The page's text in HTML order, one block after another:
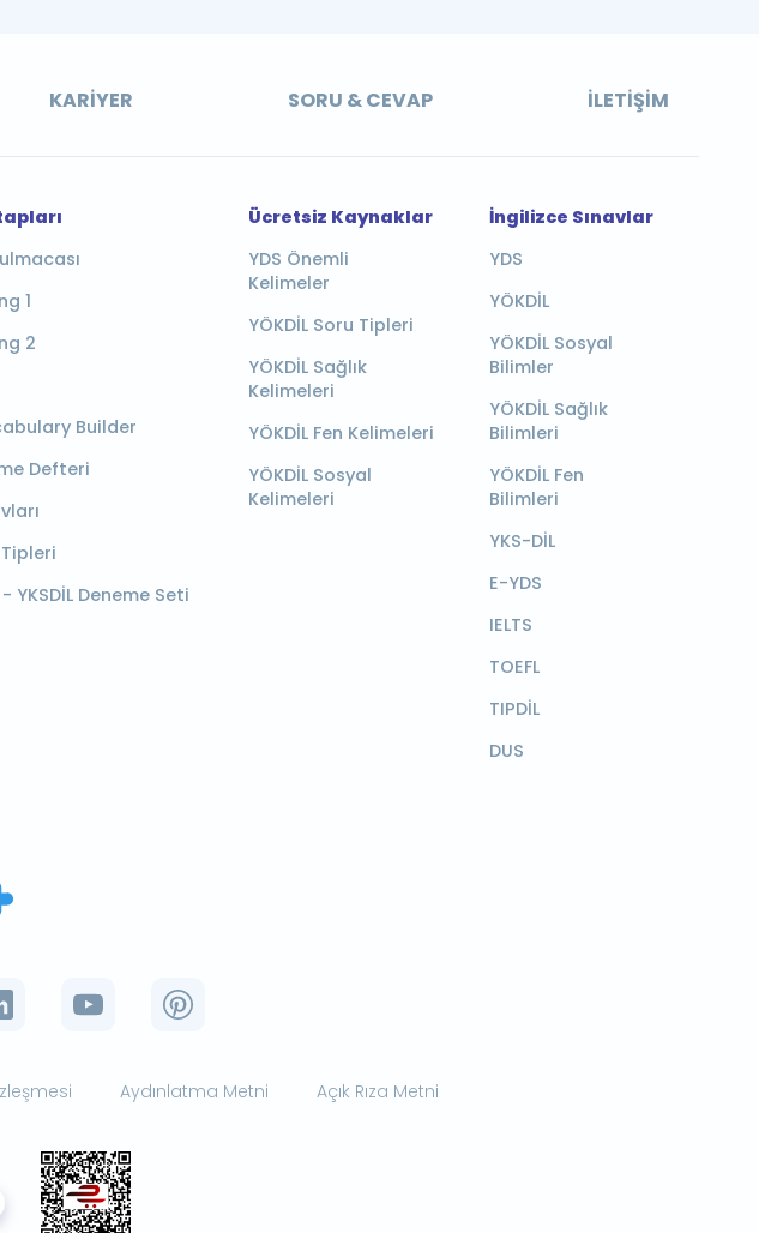
KARIYER SORU & CEVAP İLETIŞIM
1
2
Builder
Defteri
Tipleri
YKSDİL Deneme Seti
Ücretsiz Kaynaklar
YDS Önemli
Kelimeler
YÖKDİL Soru Tipleri
YÖKDİL Sağlık
Kelimeleri
YÖKDİL Fen Kelimeleri
YÖKDİL Sosyal
Kelimeleri
İngilizce Sınavlar
YDS
YÖKDİL
YÖKDİL Sosyal
Bilimler
YÖKDİL Sağlık
Bilimleri
YÖKDİL Fen
Bilimleri
YKS-DİL
E-YDS
IELTS
TOEFL
TIPDİL
DUS
Aydınlatma Metni Açık Rıza Metni